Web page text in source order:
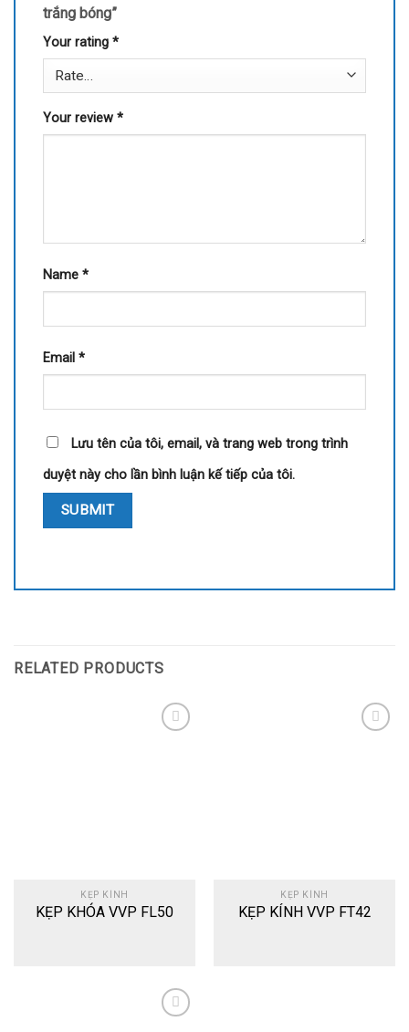
trắng bóng”
Your rating *
Your review *
Name *
Email *
Lưu tên của tôi, email, và trang web trong trình
duyệt này cho lần bình luận kế tiếp của tôi.
RELATED PRODUCTS
KẸP KÍNH
KẸP KHÓA VVP FL50
KẸP KÍNH
KẸP KÍNH VVP FT42